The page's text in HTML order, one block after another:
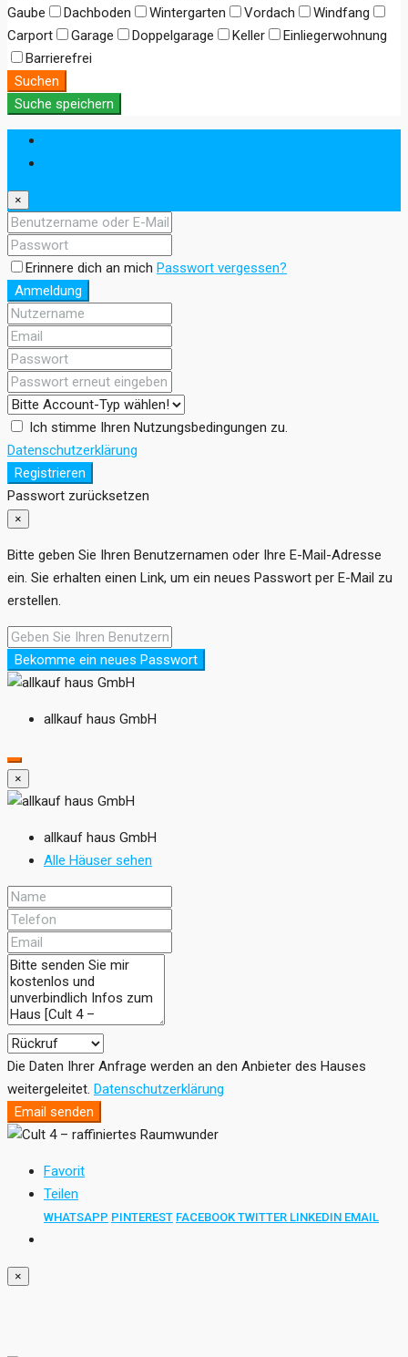
Gaube
Dachboden Wintergarten Vordach
Windfang
Carport
Garage Doppelgarage Keller
Einliegerwohnung
Barrierefrei
Suchen
Suche speichern
×
Erinnere dich an mich Passwort vergessen?
Anmeldung
Ich stimme Ihren Nutzungsbedingungen zu.
Datenschutzerklärung
Registrieren
Passwort zurücksetzen
×
Bitte geben Sie Ihren Benutzernamen oder Ihre E-Mail-Adresse
ein. Sie erhalten einen Link, um ein neues Passwort per E-Mail zu
erstellen.
Bekomme ein neues Passwort
allkauf haus GmbH
×
allkauf haus GmbH
Alle Häuser sehen
Die Daten Ihrer Anfrage werden an den Anbieter des Hauses
weitergeleitet. Datenschutzerklärung
Email senden
Favorit
Teilen
WHATSAPP PINTEREST FACEBOOK TWITTER LINKEDIN EMAIL
×